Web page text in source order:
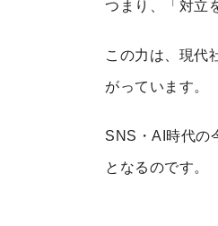
つまり、「対立
この力は、現代
がっています。
SNS・AI時代の
となるのです。